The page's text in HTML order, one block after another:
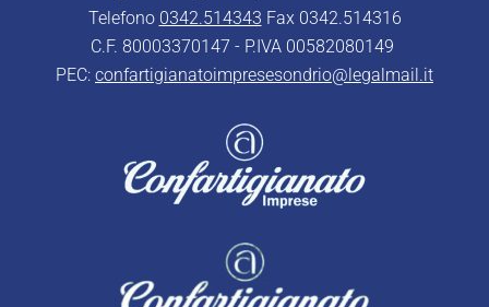
Telefono 0342.514343 Fax 0342.514316
C.F. 80003370147 - P.IVA 00582080149
PEC: confartigianatoimpresesondrio@legalmail.it